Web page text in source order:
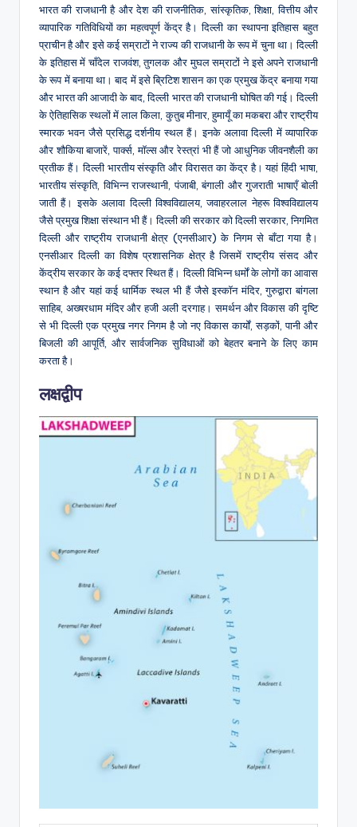
भारत की राजधानी है और देश की राजनीतिक, सांस्कृतिक, शिक्षा, वित्तीय और
व्यापारिक गतिविधियों का महत्वपूर्ण केंद्र है। दिल्ली का स्थापना इतिहास बहुत
प्राचीन है और इसे कई सम्राटों ने राज्य की राजधानी के रूप में चुना था। दिल्ली
के इतिहास में चाँदेल राजवंश, तुगलक और मुघल सम्राटों ने इसे अपने राजधानी
के रूप में बनाया था। बाद में इसे ब्रिटिश शासन का एक प्रमुख केंद्र बनाया गया
और भारत की आजादी के बाद, दिल्ली भारत की राजधानी घोषित की गई। दिल्ली
के ऐतिहासिक स्थलों में लाल किला, कुतुब मीनार, हुमायूँ का मकबरा और राष्ट्रीय
स्मारक भवन जैसे प्रसिद्ध दर्शनीय स्थल हैं। इनके अलावा दिल्ली में व्यापारिक
और शौकिया बाजारें, पार्क्स, मॉल्स और रेस्त्रां भी हैं जो आधुनिक जीवनशैली का
प्रतीक हैं। दिल्ली भारतीय संस्कृति और विरासत का केंद्र है। यहां हिंदी भाषा,
भारतीय संस्कृति, विभिन्न राजस्थानी, पंजाबी, बंगाली और गुजराती भाषाएँ बोली
जाती हैं। इसके अलावा दिल्ली विश्वविद्यालय, जवाहरलाल नेहरू विश्वविद्यालय
जैसे प्रमुख शिक्षा संस्थान भी हैं। दिल्ली की सरकार को दिल्ली सरकार, निगमित
दिल्ली और राष्ट्रीय राजधानी क्षेत्र (एनसीआर) के निगम से बाँटा गया है।
एनसीआर दिल्ली का विशेष प्रशासनिक क्षेत्र है जिसमें राष्ट्रीय संसद और
केंद्रीय सरकार के कई दफ्तर स्थित हैं। दिल्ली विभिन्न धर्मों के लोगों का आवास
स्थान है और यहां कई धार्मिक स्थल भी हैं जैसे इस्कॉन मंदिर, गुरुद्वारा बांगला
साहिब, अख्षरधाम मंदिर और हजी अली दरगाह। समर्थन और विकास की दृष्टि
से भी दिल्ली एक प्रमुख नगर निगम है जो नए विकास कार्यों, सड़कों, पानी और
बिजली की आपूर्ति, और सार्वजनिक सुविधाओं को बेहतर बनाने के लिए काम
करता है।
लक्षद्वीप